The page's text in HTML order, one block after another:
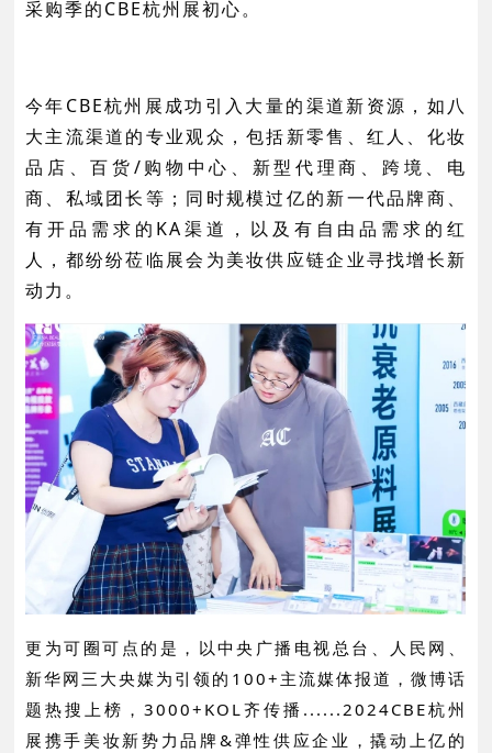
采购季的CBE杭州展初心。
今年CBE杭州展成功引入大量的渠道新资源，如八
大主流渠道的专业观众，包括新零售、红人、化妆
品店、百货/购物中心、新型代理商、跨境、电
商、私域团长等；同时规模过亿的新一代品牌商、
有开品需求的KA渠道，以及有自由品需求的红
人，都纷纷莅临展会为美妆供应链企业寻找增长新
动力。
更为可圈可点的是，以中央广播电视总台、人民网、
新华网三大央媒为引领的100+主流媒体报道，微博话
题热搜上榜，3000+KOL齐传播......2024CBE杭州
展携手美妆新势力品牌&弹性供应企业，撬动上亿的